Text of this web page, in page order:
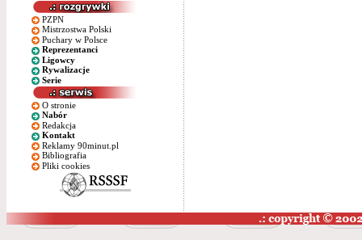
PZPN
Mistrzostwa Polski
Puchary w Polsce
Reprezentanci
Ligowcy
Rywalizacje
Serie
O stronie
Nabór
Redakcja
Kontakt
Reklamy 90minut.pl
Bibliografia
Pliki cookies